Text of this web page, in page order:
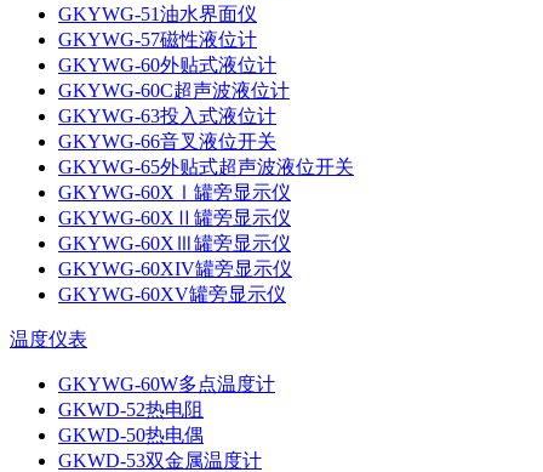
GKYWG-51油水界面仪
GKYWG-57磁性液位计
GKYWG-60外贴式液位计
GKYWG-60C超声波液位计
GKYWG-63投入式液位计
GKYWG-66音叉液位开关
GKYWG-65外贴式超声波液位开关
GKYWG-60XⅠ罐旁显示仪
GKYWG-60XⅡ罐旁显示仪
GKYWG-60XⅢ罐旁显示仪
GKYWG-60XIV罐旁显示仪
GKYWG-60XV罐旁显示仪
温度仪表
GKYWG-60W多点温度计
GKWD-52热电阻
GKWD-50热电偶
GKWD-53双金属温度计